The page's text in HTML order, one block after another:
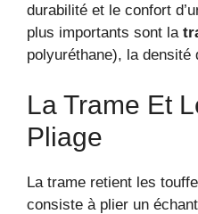
durabilité et le confort
plus importants sont la
polyuréthane), la densité
La Trame Et
Pliage
La trame retient les
consiste à plier un